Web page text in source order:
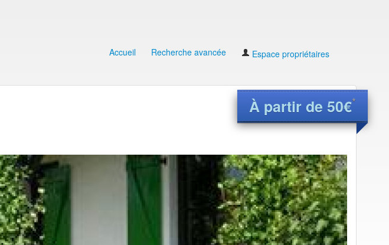
Accueil Recherche avancée
Espace propriétaires
À partir de 50€*